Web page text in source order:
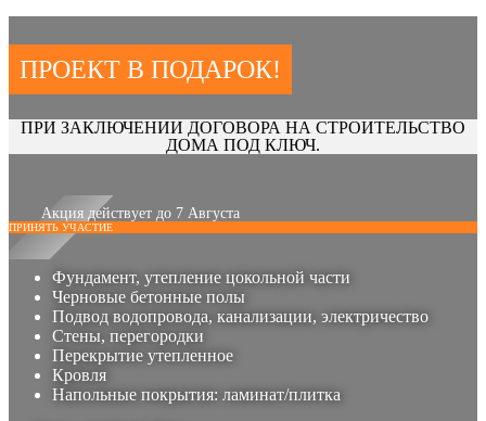
ПРОЕКТ В ПОДАРОК!
ПРИ ЗАКЛЮЧЕНИИ ДОГОВОРА НА СТРОИТЕЛЬСТВО
ДОМА ПОД КЛЮЧ.
Акция действует до 7 Августа
ПРИНЯТЬ УЧАСТИЕ
Фундамент, утепление цокольной части
Черновые бетонные полы
Подвод водопровода, канализации, электричество
Стены, перегородки
Перекрытие утепленное
Кровля
Напольные покрытия: ламинат/плитка